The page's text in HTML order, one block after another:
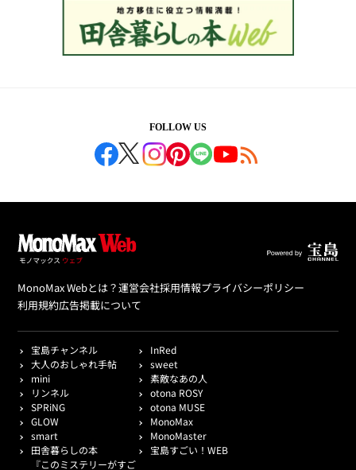
FOLLOW US
MonoMax Webとは？運営会社採用情報プライバシーポリシー
利用規約広告掲載について
宝島チャンネル
InRed
大人のおしゃれ手帖
sweet
mini
素敵なあの人
リンネル
otona ROSY
SPRiNG
otona MUSE
GLOW
MonoMax
smart
MonoMaster
田舎暮らしの本
宝島すごい！WEB
『このミステリーがすご